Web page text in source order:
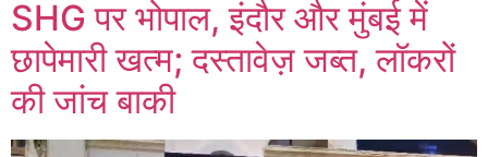
SHG पर भोपाल, इंदौर और मुंबई में
छापेमारी खत्म; दस्तावेज़ जब्त, लॉकरों
की जांच बाकी